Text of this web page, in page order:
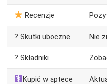
Recenzje
? Skutki uboczne Nie
? Składniki
Kupić w aptece